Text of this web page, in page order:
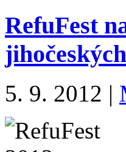
RefuFest
5. 9. 2012 |